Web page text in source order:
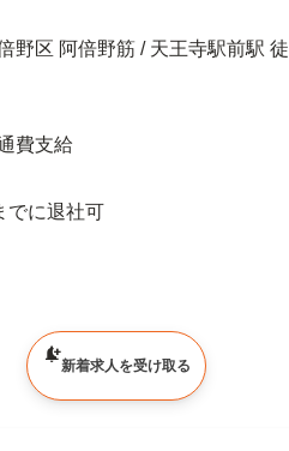
野区 阿倍野筋 / 天王寺駅前駅 徒
費支給
でに退社可
新着求人を受け取る